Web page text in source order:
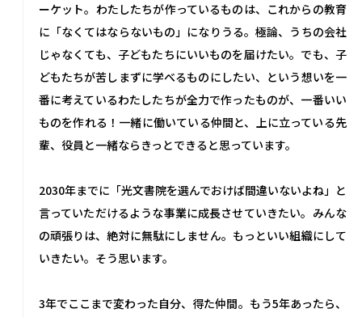
ーケット。わたしたちが作っているものは、これからの教育
に「なくてはならないもの」になりうる。極論、うちの会社
じゃなくても、子どもたちにいいものを届けたい。でも、子
どもたちが苦しまずに学べるものにしたい、という想いを一
番に考えているわたしたちが全力で作ったものが、一番いい
ものを作れる！一緒に働いている仲間と、上に立っている先
輩、役員と一緒ならきっとできると思っています。
2030年までに「光文書院を選んでおけば間違いないよね」と
言っていただけるような事業に成長させていきたい。みんな
の頑張りは、絶対に無駄にしません。もっといい組織にして
いきたい。そう思います。
3年でここまで変わった自分、得た仲間。もう5年あったら、